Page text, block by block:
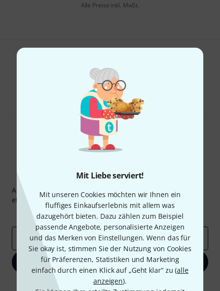
Mit Liebe serviert!
Mit unseren Cookies möchten wir Ihnen ein
fluffiges Einkaufserlebnis mit allem was
dazugehört bieten. Dazu zählen zum Beispiel
passende Angebote, personalisierte Anzeigen
und das Merken von Einstellungen. Wenn das für
Sie okay ist, stimmen Sie der Nutzung von Cookies
für Präferenzen, Statistiken und Marketing
einfach durch einen Klick auf „Geht klar“ zu (alle
anzeigen).
Alle Preise inkl. MwSt.
Hilfe & Feedback
Thomann Newsletter
Abonniere den Thomann Newsletter und gewinne mit
etwas Glück einen von50 Gutscheinenüber jeweils
Inspirierende Beiträge
Deals Thomann Insights
E-Mail-Adresse*
Jetzt anmelden
Mit Klick auf „Jetzt anmelden“ stimmen Sie dem Erhalt von E-Mail-